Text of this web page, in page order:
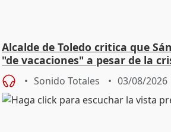
Alcalde de Toledo critica que
"de vacaciones" a pesar de la
Sonido Totales 03/08/2026